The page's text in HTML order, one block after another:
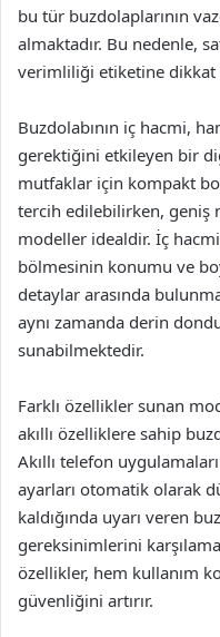
bu tür buzdolaplarının
almaktadır. Bu nedenle,
verimliliği etiketine
Buzdolabının iç hacmi,
gerektiğini etkileyen bir
mutfaklar için kompakt
tercih edilebilirken, geniş
modeller idealdir. İç
bölmesinin konumu ve
detaylar arasında
aynı zamanda derin
sunabilmektedir.
Farklı özellikler sunan
akıllı özelliklere sahip
Akıllı telefon
ayarları otomatik olarak
kaldığında uyarı veren
gereksinimlerini
özellikler, hem kullanım
güvenliğini artırır.